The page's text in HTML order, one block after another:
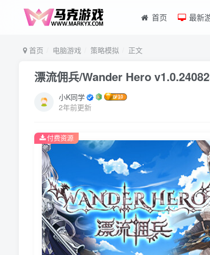
首页 最新
首页 电脑游戏 策略模拟 正文
漂流佣兵/Wander Hero
小K同学
2年前更新
付费资源